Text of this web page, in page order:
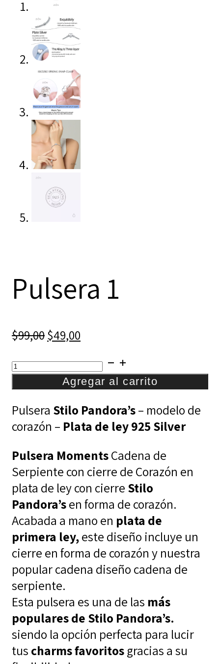
Pulsera 1
$99,00El
original
era:
$49,00
actual
es:
Pulsera
1
Agregar al carrito
Pulsera Stilo Pandora’s– modelo de
corazón – Plata de ley 925 Silver
Pulsera MomentsCadena de
Serpiente con cierre de Corazón en
plata de ley con cierre Stilo
Pandora’sen forma de corazón.
Acabada a mano en plata de
primera ley,este diseño incluye un
cierre en forma de corazón y nuestra
popular cadena diseño cadena de
serpiente.
Esta pulsera es una de las más
populares de Stilo Pandora’s.
siendo la opción perfecta para lucir
tus charms favoritos gracias a su